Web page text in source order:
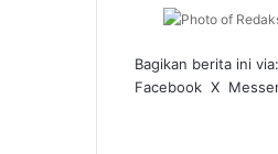
Bagikan berita ini via:
Facebook X